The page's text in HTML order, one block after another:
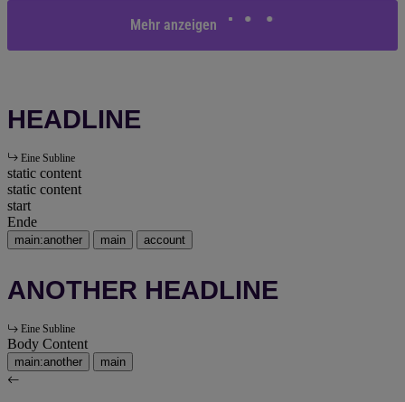
Mehr anzeigen
HEADLINE
Eine Subline
static content
static content
start
Ende
main:another main account
ANOTHER HEADLINE
Eine Subline
Body Content
main:another main